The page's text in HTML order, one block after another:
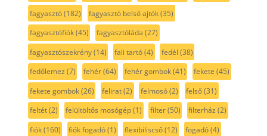
fagyasztó(182) fagyasztó belső ajtók(35)
fagyasztófiók(45) fagyasztóláda (27)
fagyasztószekrény(14) fali tartó(4) fedél (38)
fedőlemez (7) fehér(64) fehér gombok(41) fekete (45)
fekete gombok(26) felirat(2) felmosó(2) felső(31)
feltét(2) felültöltős mosógép(1) filter(50) filterház (2)
fiók(160) fiók fogadó(1) flexibiliscső(12) fogadó(4)